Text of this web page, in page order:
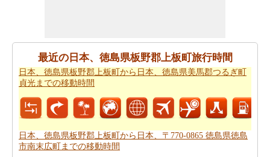
日本、徳島県板野郡上板町から日本、徳島県美馬郡つる
ぎ町貞光までの旅行する方法については、旅行の要約を
取得します。
あなたはいつも道路で旅行中に多くの時間を費やすこと
はできません。あなたは飛行機で行く方が良いかもしれ
馬郡つるぎ町貞光までの飛行時間をもらいます。
最近の日本、徳島県板野郡上板町旅行時間
日本、徳島県板野郡上板町から日本、徳島県美馬郡つるぎ町
貞光までの移動時間
日本、徳島県板野郡上板町から日本、〒770-0865 徳島県徳島
市南末広町までの移動時間